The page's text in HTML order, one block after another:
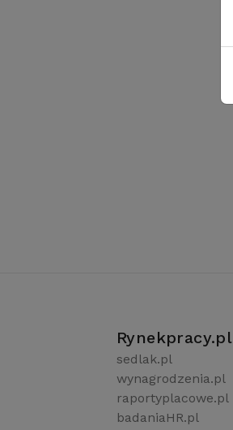
Rynekpracy.pl
sedlak.pl
wynagrodzenia.pl
raportyplacowe.pl
badaniaHR.pl